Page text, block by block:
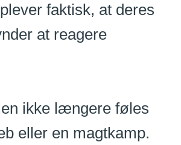
faktisk, at deres
at reagere
ikke længere føles
eller en magtkamp.